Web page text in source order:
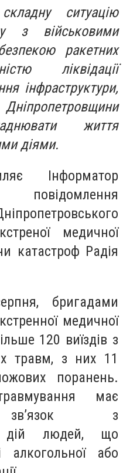
ситуацію
з військовими
ракетних
ліквідації
інфраструктури,
життя
діями.
Інформатор
медичної
катастроф Радія
бригадами
медичної
120 виїздів з
травм, з них 11
поранень.
має
зв’язок з
дій людей, що
алкогольної або